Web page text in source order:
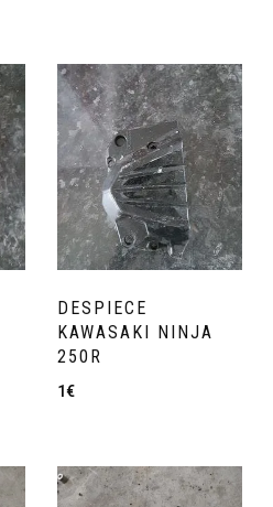
DESPIECE
KAWASAKI NINJA
250R
1€